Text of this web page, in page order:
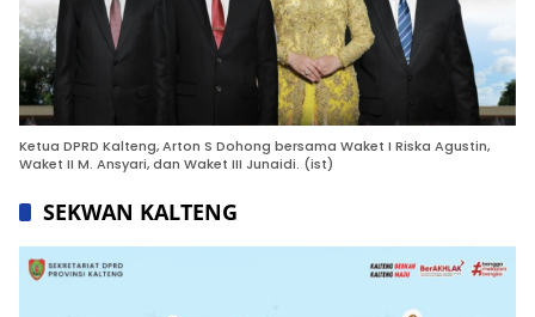
Ketua DPRD Kalteng, Arton S Dohong bersama Waket I Riska Agustin,
Waket II M. Ansyari, dan Waket III Junaidi. (ist)
SEKWAN KALTENG